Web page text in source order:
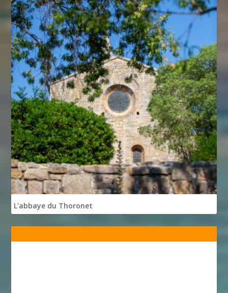
L'abbaye du Thoronet